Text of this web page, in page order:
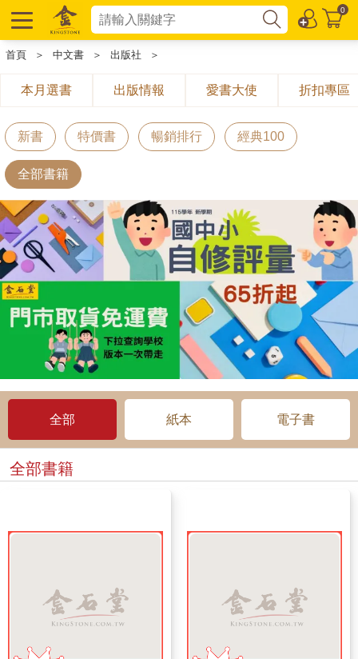
0
首頁 ＞ 中文書 ＞ 出版社 ＞
本月選書 出版情報 愛書大使 折扣專區
新書 特價書 暢銷排行 經典100
全部書籍
全部 紙本 電子書
全部書籍